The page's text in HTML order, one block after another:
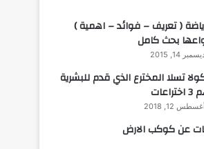
( تعريف – فوائد – اهمية )
بحث كامل
14, 2015
تسلا المخترع الذي قدم للبشرية
12, 2018
عن كوكب الارض